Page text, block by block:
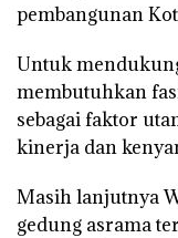
pembangunan
Untuk
membutuhkan
sebagai faktor
kinerja dan
Masih lanjutnya
gedung asrama